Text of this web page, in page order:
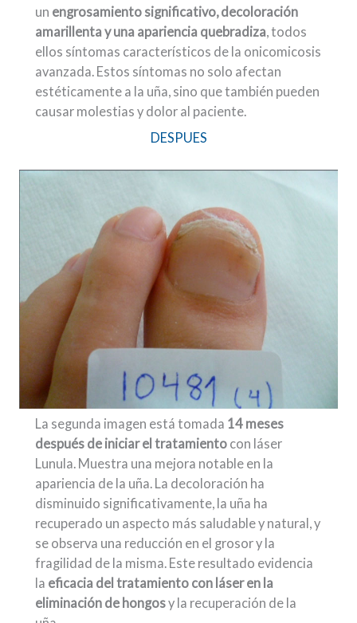
un engrosamiento significativo, decoloración
amarillenta y una apariencia quebradiza , todos
ellos síntomas característicos de la onicomicosis
avanzada. Estos síntomas no solo afectan
estéticamente a la uña, sino que también pueden
causar molestias y dolor al paciente.
DESPUES
La segunda imagen está tomada 14 meses
después de iniciar el tratamiento con láser
Lunula. Muestra una mejora notable en la
apariencia de la uña. La decoloración ha
disminuido significativamente, la uña ha
recuperado un aspecto más saludable y natural, y
se observa una reducción en el grosor y la
fragilidad de la misma. Este resultado evidencia
la eficacia del tratamiento con láser en la
eliminación de hongosy la recuperación de la